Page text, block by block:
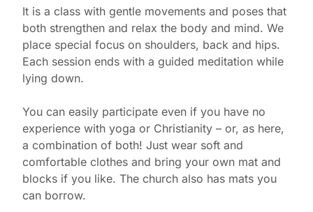
It is a class with gentle movements and poses that
both strengthen and relax the body and mind. We
place special focus on shoulders, back and hips.
Each session ends with a guided meditation while
lying down.
You can easily participate even if you have no
experience with yoga or Christianity – or, as here,
a combination of both! Just wear soft and
comfortable clothes and bring your own mat and
blocks if you like. The church also has mats you
can borrow.